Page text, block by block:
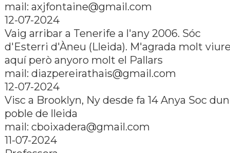
mail: axjfontaine@gmail.com
12-07-2024
Vaig arribar a Tenerife a l'any 2006. Sóc
d'Esterri d'Àneu (Lleida). M'agrada molt
aquí­ però anyoro molt el Pallars
mail: diazpereirathais@gmail.com
12-07-2024
Visc a Brooklyn, Ny desde fa 14 Anya Soc dun
poble de lleida
mail: cboixadera@gmail.com
11-07-2024